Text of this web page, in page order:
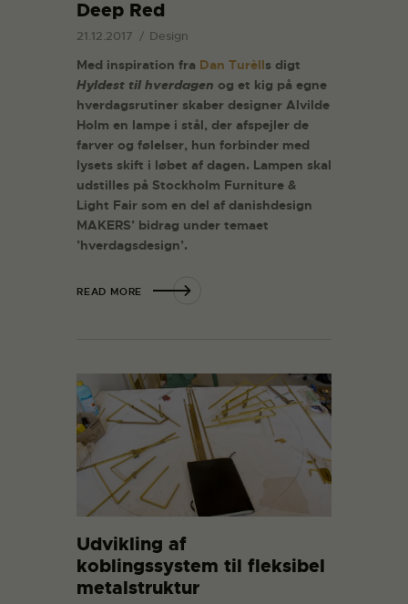
Deep Red
21.12.2017 Design
Med inspiration fra Dan Turèlls digt
Hyldest til hverdagen og et kig på egne
hverdagsrutiner skaber designer Alvilde
Holm en lampe i stål, der afspejler de
farver og følelser, hun forbinder med
lysets skift i løbet af dagen. Lampen skal
udstilles på Stockholm Furniture &
Light Fair som en del af danishdesign
MAKERS’ bidrag under temaet
’hverdagsdesign’.
READ MORE
Udvikling af
koblingssystem til fleksibel
metalstruktur